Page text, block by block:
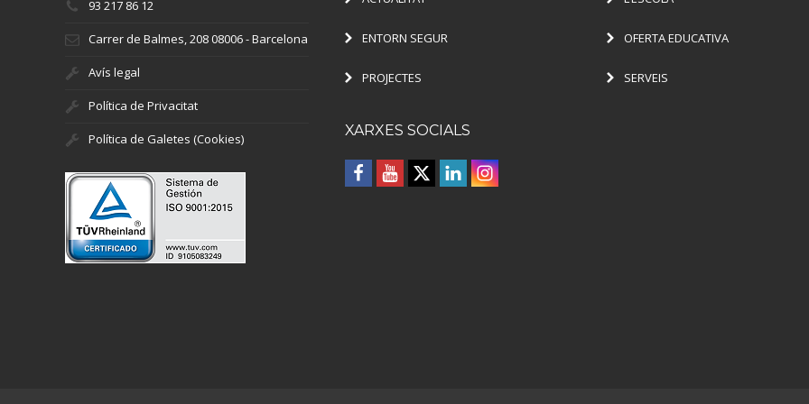
93 217 86 12
Carrer de Balmes, 208 08006 - Barcelona
Avís legal
Política de Privacitat
Política de Galetes (Cookies)
ENTORN SEGUR OFERTA EDUCATIVA
PROJECTES SERVEIS
XARXES SOCIALS